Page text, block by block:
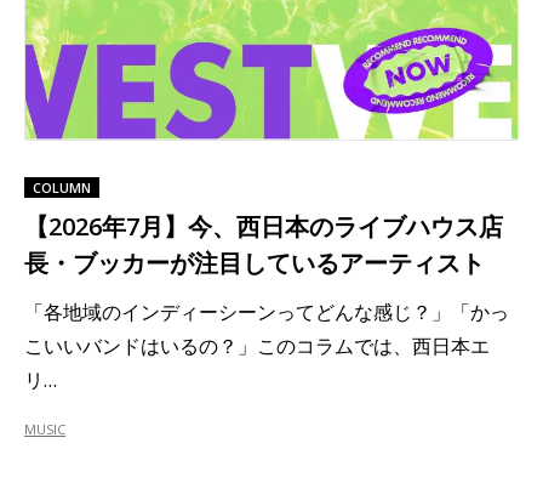
COLUMN
【2026年7月】今、西日本のライブハウス店
長・ブッカーが注目しているアーティスト
「各地域のインディーシーンってどんな感じ？」「かっ
こいいバンドはいるの？」このコラムでは、西日本エ
リ…
MUSIC